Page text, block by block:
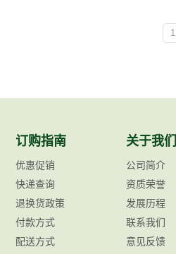
1
订购指南
优惠促销
快递查询
退换货政策
付款方式
配送方式
关于我们
公司简介
资质荣誉
发展历程
联系我们
意见反馈